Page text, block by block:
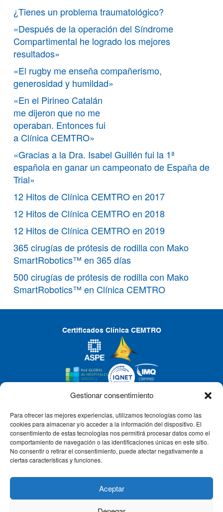
Gestionar consentimiento
Para ofrecer las mejores experiencias, utilizamos tecnologías como las
cookies para almacenar y/o acceder a la información del dispositivo. El
consentimiento de estas tecnologías nos permitirá procesar datos como el
comportamiento de navegación o las identificaciones únicas en este sitio.
No consentir o retirar el consentimiento, puede afectar negativamente a
ciertas características y funciones.
Aceptar
¿Tienes un problema traumatológico?
«Después de la operación del Síndrome
Compartimental he logrado los mejores
resultados»
«El rugby me enseña compañerismo,
generosidad y humildad»
«En el Pirineo Catalán
me dijeron que no me
operaban. Entonces fui
a Clínica CEMTRO»
«Gracias a la Dra. Isabel Guillén fui la 1ª
española en ganar un campeonato de España de
Trial»
12 Hitos de Clínica CEMTRO en 2017
12 Hitos de Clínica CEMTRO en 2018
12 Hitos de Clínica CEMTRO en 2019
365 cirugías de prótesis de rodilla con Mako
SmartRobotics™ en 365 días
500 cirugías de prótesis de rodilla con Mako
SmartRobotics™ en Clínica CEMTRO
Certificados Clínica CEMTRO
CLÍNICA CEMTRO
QUIÉNES SOMOS